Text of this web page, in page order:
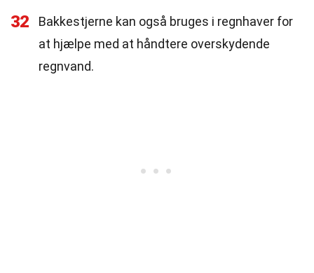
32
Bakkestjerne kan også bruges i regnhaver for
at hjælpe med at håndtere overskydende
regnvand.